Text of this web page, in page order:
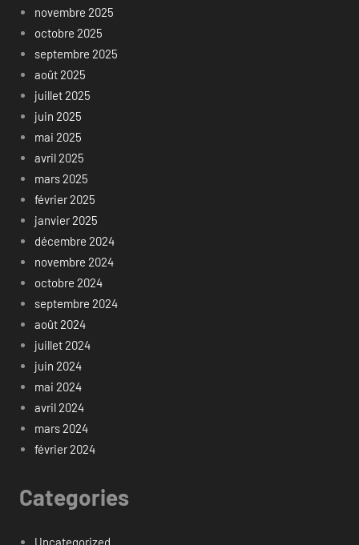
novembre 2025
octobre 2025
septembre 2025
août 2025
juillet 2025
juin 2025
mai 2025
avril 2025
mars 2025
février 2025
janvier 2025
décembre 2024
novembre 2024
octobre 2024
septembre 2024
août 2024
juillet 2024
juin 2024
mai 2024
avril 2024
mars 2024
février 2024
Categories
Uncategorized